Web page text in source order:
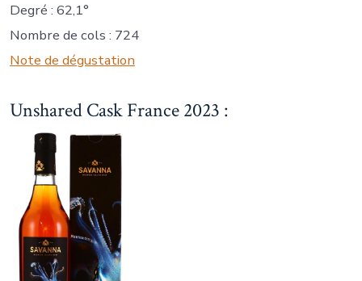
Degré : 62,1°
Nombre de cols : 724
Note de dégustation
Unshared Cask France 2023 :